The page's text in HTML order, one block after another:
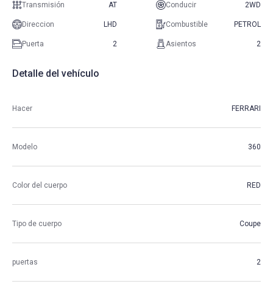
Transmisión AT Conducir 2WD
Direccion LHD Combustible PETROL
Puerta 2 Asientos 2
Detalle del vehículo
Hacer FERRARI
Modelo 360
Color del cuerpo RED
Tipo de cuerpo Coupe
puertas 2